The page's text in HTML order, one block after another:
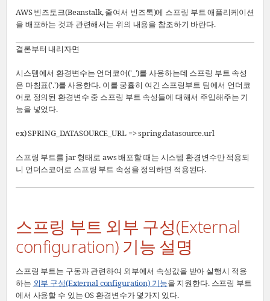
AWS 빈즈토크(Beanstalk, 줄여서 빈즈톡)에 스프링 부트 애플리케이션
을 배포하는 것과 관련해서는 위의 내용을 참조하기 바란다.
결론부터 내리자면
시스템에서 환경변수는 언더코어('_')를 사용하는데 스프링 부트 속성
은 마침표('.')를 사용한다. 이를 궁휼히 여긴 스프링부트 팀에서 언더코
어로 정의된 환경변수 중 스프링 부트 속성들에 대해서 주입해주는 기
능을 넣었다.
ex) SPRING_DATASOURCE_URL => spring.datasource.url
스프링 부트를 jar 형태로 aws 배포할 때는 시스템 환경변수만 적용되
니 언더스코어로 스프링 부트 속성을 정의하면 적용된다.
스프링 부트 외부 구성(External
configuration) 기능 설명
스프링 부트는 구동과 관련하여 외부에서 속성값을 받아 실행시 적용
하는 외부 구성(External configuration) 기능을 지원한다. 스프링 부트
에서 사용할 수 있는 OS 환경변수가 몇가지 있다.